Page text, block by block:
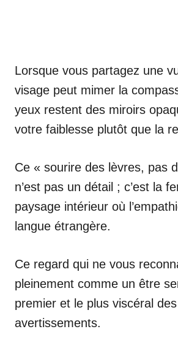
Lorsque vous partagez une
visage peut mimer la
yeux restent des miroirs
votre faiblesse plutôt que la
Ce « sourire des lèvres, pas
n’est pas un détail ; c’est la
paysage intérieur où
langue étrangère.
Ce regard qui ne vous
pleinement comme un être
premier et le plus viscéral des
avertissements.